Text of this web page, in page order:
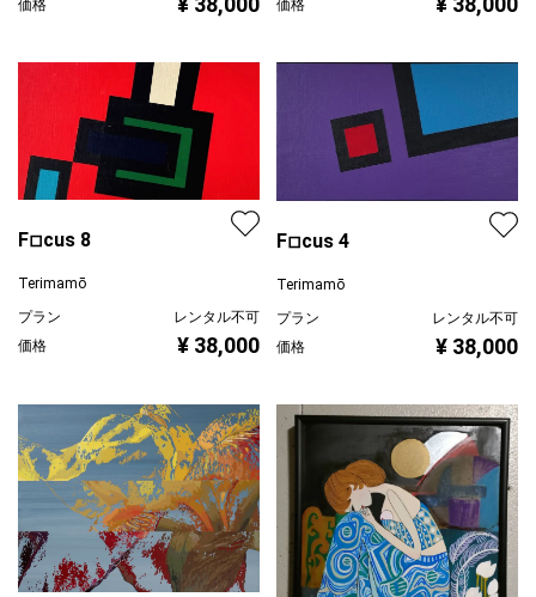
価格
価格
F◽︎cus 8
Terimamō
プラン
レンタル不可
価格
¥ 38,000
F◽︎cus 4
Terimamō
プラン
レンタル不可
価格
¥ 38,000